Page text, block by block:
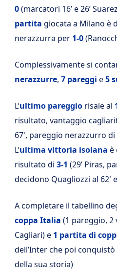
0(marcatori 16’ e 26’
partita giocata a Milano è
nerazzurra per 1-0
Complessivamente si
nerazzurre, 7 pareggi e5
L’ultimo pareggio risale al
risultato, vantaggio
67′, pareggio nerazzurro di
L’ultima vittoria isolana è
risultato di 3-1 (29’ Piras,
decidono Quagliozzi al 62′
A completare il tabellino
coppa Italia (1 pareggio,
Cagliari) e 1 partita di
dell’Inter che poi
della sua storia)